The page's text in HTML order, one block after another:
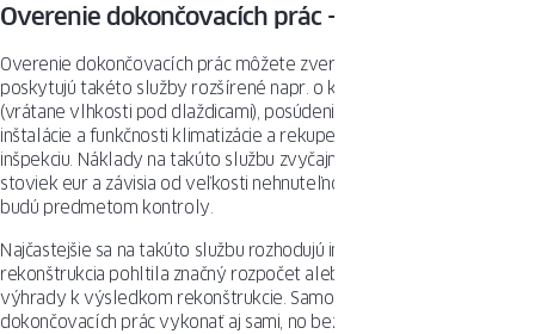
Overenie dokončovacích prác – čo skontrolovať?
Overenie dokončovacích prác môžete zveriť odborníkom, ktorí
poskytujú takéto služby rozšírené napr. o kontrolu vlhkosti priečok
(vrátane vlhkosti pod dlaždicami), posúdenie tesnosti vodnej
inštalácie a funkčnosti klimatizácie a rekuperácie, ako aj termovíznu
inšpekciu. Náklady na takúto službu zvyčajne predstavujú niekoľko
stoviek eur a závisia od veľkosti nehnuteľnosti a rozsahu prác, ktoré
budú predmetom kontroly.
Najčastejšie sa na takúto službu rozhodujú investori, ktorých
rekonštrukcia pohltila značný rozpočet alebo majú pôvodne
výhrady k výsledkom rekonštrukcie. Samozrejme, môžete overenie
dokončovacích prác vykonať aj sami, no bez vhodných nástrojov a